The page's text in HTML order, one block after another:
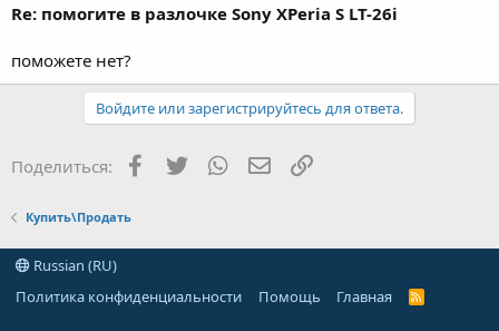
Re: помогите в разлочке Sony XPeria S LT-26i
поможете нет?
Войдите или зарегистрируйтесь для ответа.
Поделиться: Facebook
TwitterWhatsAppЭлектронная почта
Ссылка
Купить\Продать
Russian (RU)
Политика конфиденциальности
Помощь Главная
R